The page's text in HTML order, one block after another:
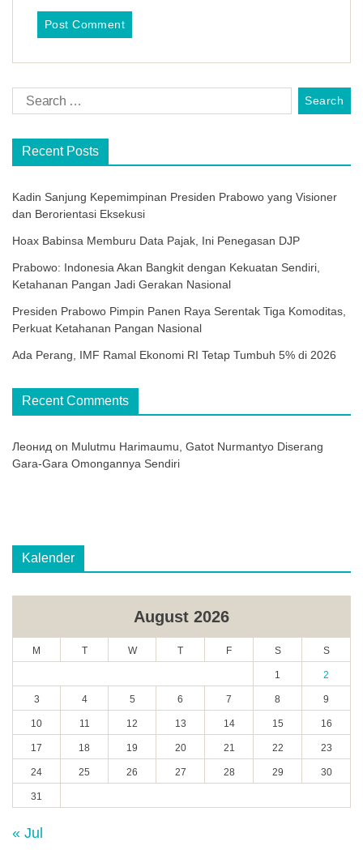
Recent Posts
Kadin Sanjung Kepemimpinan Presiden Prabowo yang Visioner
dan Berorientasi Eksekusi
Hoax Babinsa Memburu Data Pajak, Ini Penegasan DJP
Prabowo: Indonesia Akan Bangkit dengan Kekuatan Sendiri,
Ketahanan Pangan Jadi Gerakan Nasional
Presiden Prabowo Pimpin Panen Raya Serentak Tiga Komoditas,
Perkuat Ketahanan Pangan Nasional
Ada Perang, IMF Ramal Ekonomi RI Tetap Tumbuh 5% di 2026
Recent Comments
Леонид on Mulutmu Harimaumu, Gatot Nurmantyo Diserang
Gara-Gara Omongannya Sendiri
Kalender
August 2026
M T W T F S S
1 2
3 4 5 6 7 8 9
10 11 12 13 14 15 16
17 18 19 20 21 22 23
24 25 26 27 28 29 30
31
« Jul